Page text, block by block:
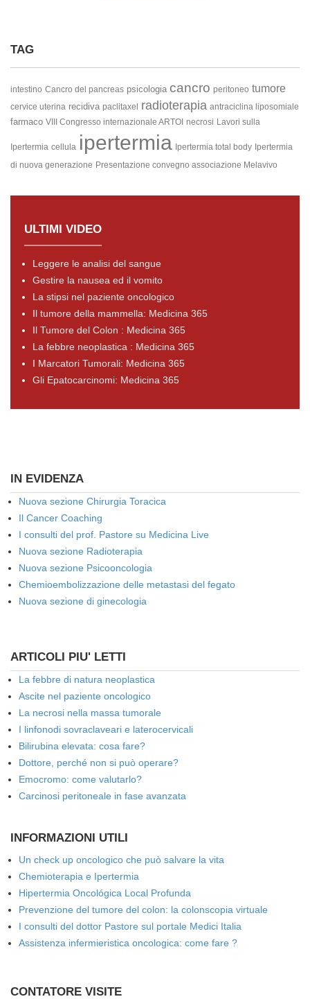
TAG
intestino Cancro del pancreas psicologia cancro peritoneo tumore
cervice uterina recidiva paclitaxel radioterapia antraciclina liposomiale
farmaco VIII Congresso internazionale ARTOI necrosi Lavori sulla
Ipertermia cellula ipertermia Ipertermia total body Ipertermia
di nuova generazione Presentazione convegno associazione Melavivo
ULTIMI VIDEO
Leggere le analisi del sangue
Gestire la nausea ed il vomito
La stipsi nel paziente oncologico
Il tumore della mammella: Medicina 365
Il Tumore del Colon : Medicina 365
La febbre neoplastica : Medicina 365
I Marcatori Tumorali: Medicina 365
Gli Epatocarcinomi: Medicina 365
IN EVIDENZA
Nuova sezione Chirurgia Toracica
Il Cancer Coaching
I consulti del prof. Pastore su Medicina Live
Nuova sezione Radioterapia
Nuova sezione Psicooncologia
Chemioembolizzazione delle metastasi del fegato
Nuova sezione di ginecologia
ARTICOLI PIU' LETTI
La febbre di natura neoplastica
Ascite nel paziente oncologico
La necrosi nella massa tumorale
I linfonodi sovraclaveari e laterocervicali
Bilirubina elevata: cosa fare?
Dottore, perché non si può operare?
Emocromo: come valutarlo?
Carcinosi peritoneale in fase avanzata
INFORMAZIONI UTILI
Un check up oncologico che può salvare la vita
Chemioterapia e Ipertermia
Hipertermia Oncológica Local Profunda
Prevenzione del tumore del colon: la colonscopia virtuale
I consulti del dottor Pastore sul portale Medici Italia
Assistenza infermieristica oncologica: come fare ?
CONTATORE VISITE